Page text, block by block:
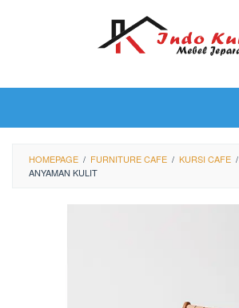
HOMEPAGE / FURNITURE CAFE / KURSI CAFE /
ANYAMAN KULIT